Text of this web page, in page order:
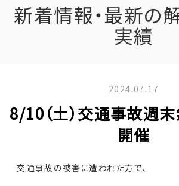
新着情報・最新の
実績
2024.07.17
8/10（土）交通事故週
開催
交通事故の被害に遭われた方で、